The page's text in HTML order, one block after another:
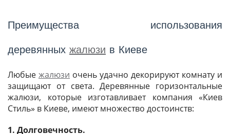
Преимущества использования
деревянных жалюзи в Киеве
Любые жалюзи очень удачно декорируют комнату и
защищают от света. Деревянные горизонтальные
жалюзи, которые изготавливает компания «Киев
Стиль» в Киеве, имеют множество достоинств:
1. Долговечность.